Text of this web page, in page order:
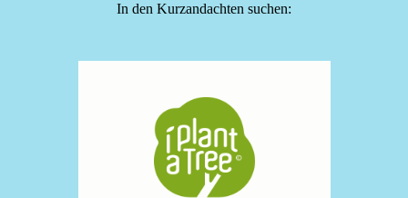
In den Kurzandachten suchen: